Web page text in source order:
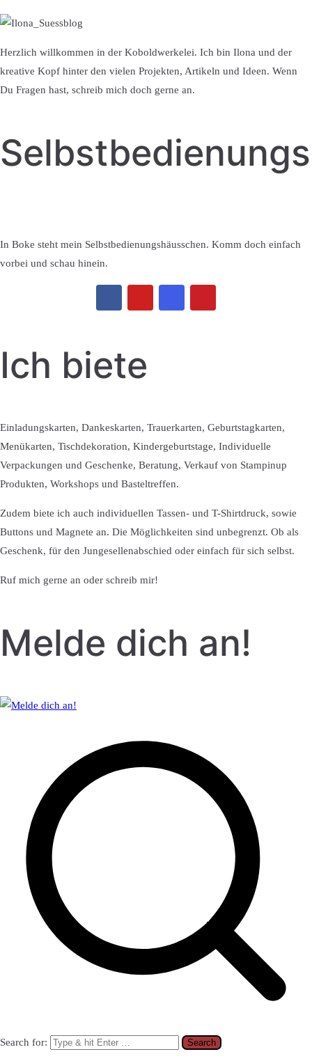
Herzlich willkommen in der Koboldwerkelei. Ich bin Ilona und der
kreative Kopf hinter den vielen Projekten, Artikeln und Ideen. Wenn
Du Fragen hast, schreib mich doch gerne an.
In Boke steht mein Selbstbedienungshäusschen. Komm doch einfach
vorbei und schau hinein.
Ich biete
Einladungskarten, Dankeskarten, Trauerkarten, Geburtstagkarten,
Menükarten, Tischdekoration, Kindergeburtstage, Individuelle
Verpackungen und Geschenke, Beratung, Verkauf von Stampinup
Produkten, Workshops und Basteltreffen.
Zudem biete ich auch individuellen Tassen- und T-Shirtdruck, sowie
Buttons und Magnete an. Die Möglichkeiten sind unbegrenzt. Ob als
Geschenk, für den Jungesellenabschied oder einfach für sich selbst.
Ruf mich gerne an oder schreib mir!
Melde dich an!
Search for: